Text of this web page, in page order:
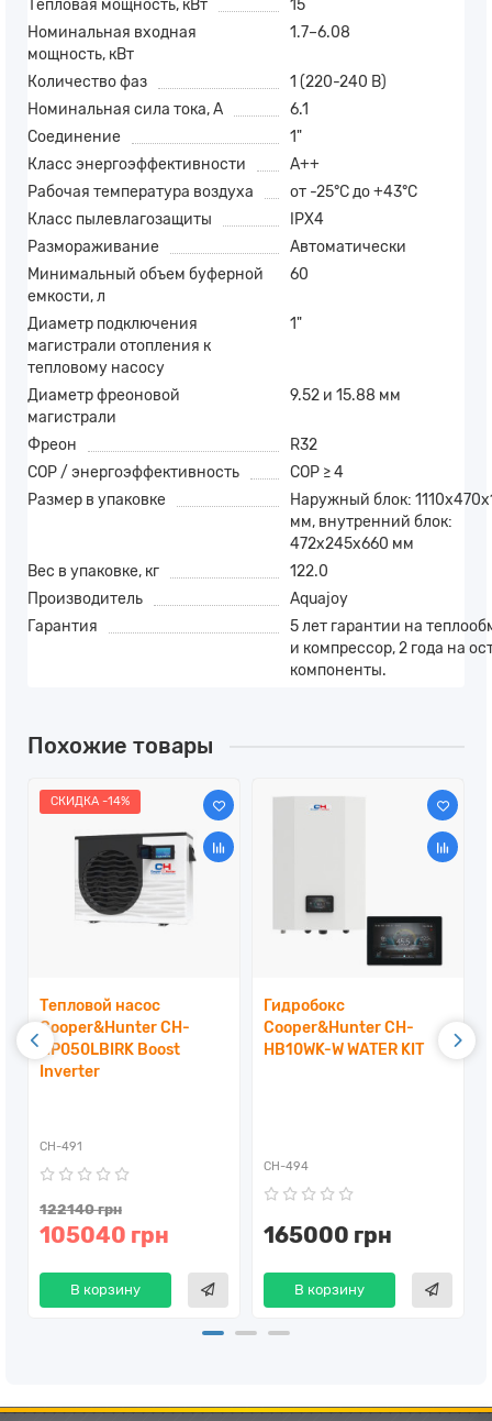
Тепловая мощность, кВт
15
Номинальная входная
мощность, кВт
1.7–6.08
Количество фаз
1 (220-240 В)
Номинальная сила тока, А
6.1
Соединение
1"
Класс энергоэффективности
A++
Рабочая температура воздуха
от -25°C до +43°C
Класс пылевлагозащиты
IPX4
Размораживание
Автоматически
Минимальный объем буферной
емкости, л
60
Диаметр подключения
магистрали отопления к
тепловому насосу
1"
Диаметр фреоновой
магистрали
9.52 и 15.88 мм
Фреон
R32
COP / энергоэффективность
COP ≥ 4
Размер в упаковке
Наружный блок:
мм, внутренний блок:
472х245х660 мм
Вес в упаковке, кг
122.0
Производитель
Aquajoy
Гарантия
5 лет гарантии на
и компрессор, 2 года на
компоненты.
Похожие товары
СКИДКА -14%
Тепловой насос
Cooper&Hunter CH-
HP050LBIRK Boost
Inverter
CH-491
122140 грн
105040 грн
В корзину
Гидробокс
Cooper&Hunter CH-
HB10WK-W WATER KIT
CH-494
165000 грн
В корзину